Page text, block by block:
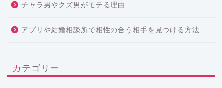
チャラ男やクズ男がモテる理由
アプリや結婚相談所で相性の合う相手を見つける方法
カテゴリー